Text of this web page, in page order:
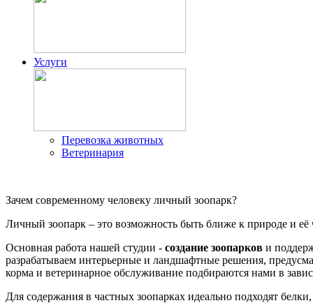
Услуги
Перевозка животных
Ветеринария
Зачем современному человеку личный зоопарк?
Личный зоопарк – это возможность быть ближе к природе и её
Основная работа нашей студии - создание зоопарков и
разрабатываем интерьерные и ландшафтные решения,
корма и ветеринарное обслуживание подбираются нами в
Для содержания в частных зоопарках идеально подходят